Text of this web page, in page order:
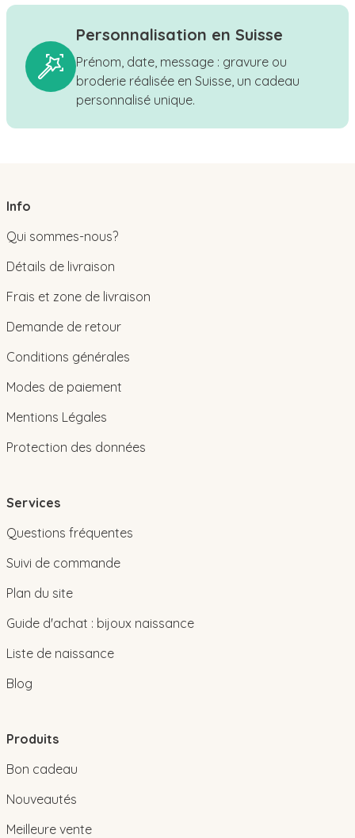
Personnalisation en Suisse
Prénom, date, message : gravure ou
broderie réalisée en Suisse, un cadeau
personnalisé unique.
Info
Qui sommes-nous?
Détails de livraison
Frais et zone de livraison
Demande de retour
Conditions générales
Modes de paiement
Mentions Légales
Protection des données
Services
Questions fréquentes
Suivi de commande
Plan du site
Guide d'achat : bijoux naissance
Liste de naissance
Blog
Produits
Bon cadeau
Nouveautés
Meilleure vente